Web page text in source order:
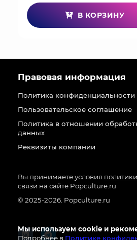
В КОРЗИНУ
Мы используем cookie и
Подробнее в Политике
Правовая информация
Политика конфиденциальности
Пользовательское соглашение
Политика в отношении
данных
Реквизиты компании
Вы принимаете условия
связи на сайте Popculture.ru
© 2025-2026. Popculture.ru